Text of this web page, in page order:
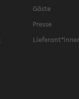
Gäste
Presse